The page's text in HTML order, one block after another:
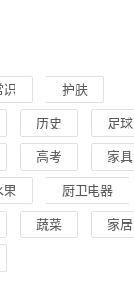
识 护肤
历史 足球
高考 家具
果 厨卫电器
蔬菜 家居